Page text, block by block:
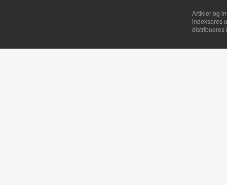
Artikler og
indekseres
distribueres